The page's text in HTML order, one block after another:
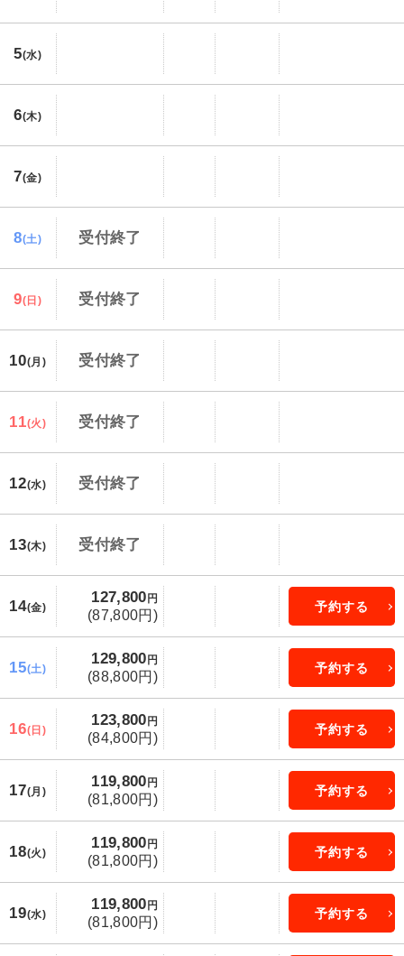
5(水)
6(木)
7(金)
8(土) 受付終了
9(日) 受付終了
10(月) 受付終了
11(火) 受付終了
12(水) 受付終了
13(木) 受付終了
14(金)
127,800 円
(87,800円)
予約する
15(土)
129,800 円
(88,800円)
予約する
16(日)
123,800 円
(84,800円)
予約する
17(月)
119,800 円
(81,800円)
予約する
18(火)
119,800 円
(81,800円)
予約する
19(水)
119,800 円
(81,800円)
予約する